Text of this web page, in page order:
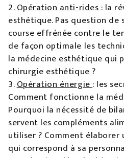
2.Opération anti-rides: la
esthétique. Pas question de
course effrénée contre le
de façon optimale les
la médecine esthétique qui
chirurgie esthétique ?
3.Opération énergie: les
Comment fonctionne la
Pourquoi la nécessité de
servent les compléments
utiliser ? Comment
qui correspond à sa